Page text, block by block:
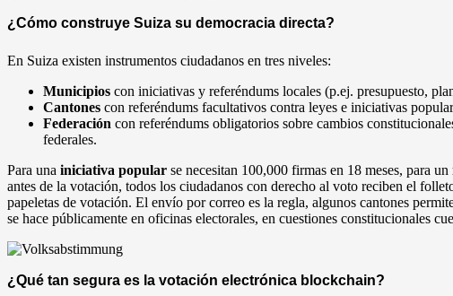
¿Cómo construye Suiza su democracia directa?
En Suiza existen instrumentos ciudadanos en tres niveles:
Municipios con iniciativas y referéndums locales (p.ej. presupuesto,
Cantones con referéndums facultativos contra leyes e iniciativas
Federación con referéndums obligatorios sobre cambios
federales.
Para una iniciativa popular se necesitan 100,000 firmas en 18 meses, para un
antes de la votación, todos los ciudadanos con derecho al voto reciben el
papeletas de votación. El envío por correo es la regla, algunos cantones
se hace públicamente en oficinas electorales, en cuestiones constitucionales
¿Qué tan segura es la votación electrónica blockchain?